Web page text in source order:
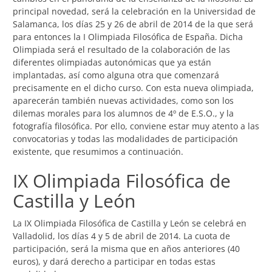
principal novedad, será la celebración en la Universidad de
Salamanca, los días 25 y 26 de abril de 2014 de la que será
para entonces la I Olimpiada Filosófica de España. Dicha
Olimpiada será el resultado de la colaboración de las
diferentes olimpiadas autonómicas que ya están
implantadas, así como alguna otra que comenzará
precisamente en el dicho curso. Con esta nueva olimpiada,
aparecerán también nuevas actividades, como son los
dilemas morales para los alumnos de 4º de E.S.O., y la
fotografía filosófica. Por ello, conviene estar muy atento a las
convocatorias y todas las modalidades de participación
existente, que resumimos a continuación.
IX Olimpiada Filosófica de
Castilla y León
La IX Olimpiada Filosófica de Castilla y León se celebrá en
Valladolid, los días 4 y 5 de abril de 2014. La cuota de
participación, será la misma que en años anteriores (40
euros), y dará derecho a participar en todas estas